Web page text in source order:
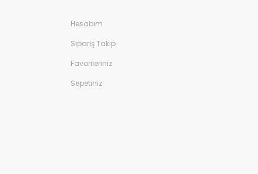
Hesabım
Sipariş Takip
Favorileriniz
Sepetiniz